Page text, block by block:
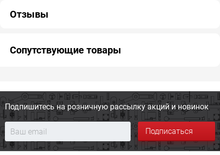
Отзывы
Сопутствующие товары
Подпишитесь на розничную рассылку акций и новинок
Подписаться